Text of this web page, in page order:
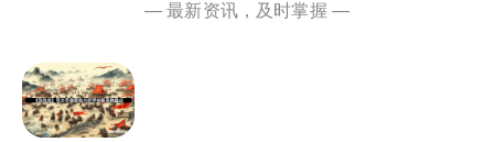
— 最新资讯，及时掌握 —